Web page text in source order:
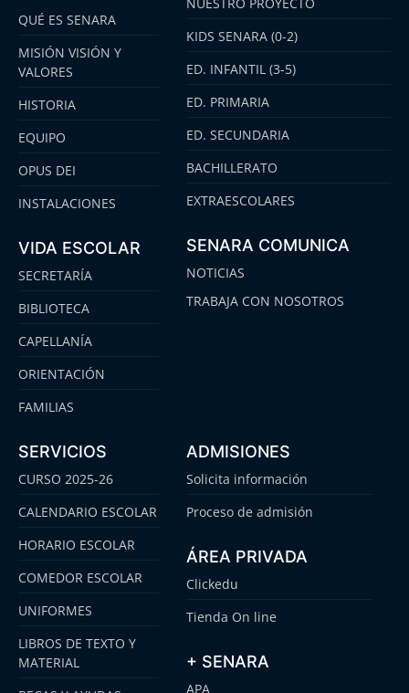
QUÉ ES SENARA
MISIÓN VISIÓN Y
VALORES
HISTORIA
EQUIPO
OPUS DEI
INSTALACIONES
VIDA ESCOLAR
SECRETARÍA
BIBLIOTECA
CAPELLANÍA
ORIENTACIÓN
FAMILIAS
KIDS SENARA (0-2)
ED. INFANTIL (3-5)
ED. PRIMARIA
ED. SECUNDARIA
BACHILLERATO
EXTRAESCOLARES
SENARA COMUNICA
NOTICIAS
TRABAJA CON NOSOTROS
SERVICIOS
CURSO 2025-26
CALENDARIO ESCOLAR
HORARIO ESCOLAR
COMEDOR ESCOLAR
UNIFORMES
LIBROS DE TEXTO Y
MATERIAL
ADMISIONES
Solicita información
Proceso de admisión
ÁREA PRIVADA
Clickedu
Tienda On line
+ SENARA
APA